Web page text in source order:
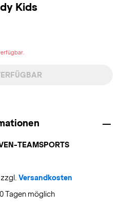
Kids
TEAMSPORTS
Versandkosten
Tagen möglich